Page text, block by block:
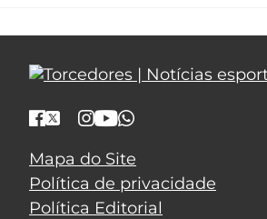
Mapa do Site
Política de privacidade
Política Editorial